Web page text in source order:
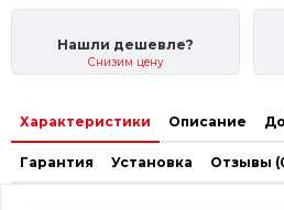
Нашли дешевле?
Снизим цену
Характеристики Описание
Гарантия Установка Отзывы